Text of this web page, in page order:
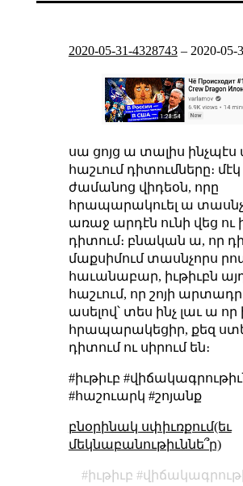
2020-05-31-4328743– 2020-05-
սա ցոյց ա տալիս ինչպէս
հաշւում դիտումները։ մէկ
ժամանոց վիդեօն, որը
հրապարակուել ա
առաջ արդէն ունի վեց ու
դիտում։ բնական ա, որ
մաքսիմում տասնչորս
հաւանաբար, իւթիւբն
հաշւում, որ շոյի
ասելով՝ տես ինչ լաւ ա որ
հրապարակեցիր, քեզ
դիտում ու սիրում են։
#իւթիւբ
#հաշուարկ #շոյանք
բնօրինակ սփիւռքում(եւ
մեկնաբանութիւննե՞ր)
իւթիւբ